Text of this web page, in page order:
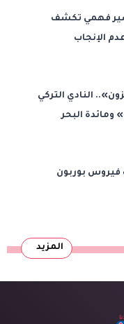
تيسير فهمي تكشف
الإنجاب
النادي التركي
ومائدة البحر
فيروس بوربون
المزيد